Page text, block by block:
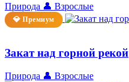
Природа 👤 Взрослые
💎 Премиум
Закат над горной рекой
Природа 👤 Взрослые